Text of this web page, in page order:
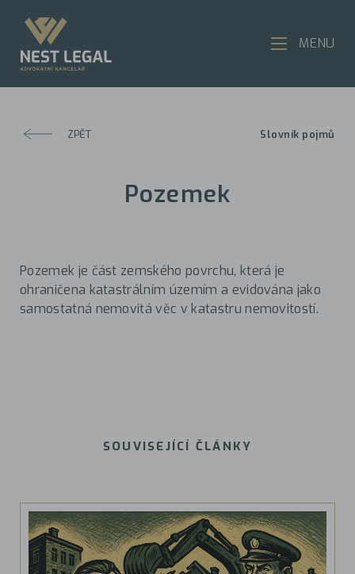
ZPĚT Slovník pojmů
Pozemek
Pozemek je část zemského povrchu, která je
ohraničena katastrálním územím a evidována jako
samostatná nemovitá věc v katastru nemovitostí.
SOUVISEJÍCÍ ČLÁNKY
MENU